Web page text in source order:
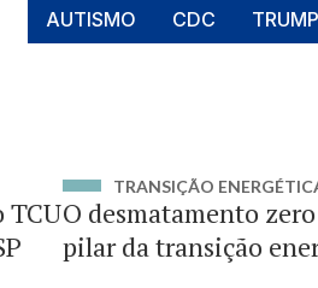
AUTISMO CDC TRUMP
TCU
TRANSIÇÃO
O desmatamento
pilar da transição